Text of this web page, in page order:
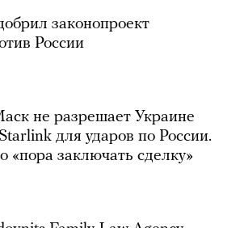
законопроект
России
не разрешает Украине
для ударов по России.
«пора заключать сделку»